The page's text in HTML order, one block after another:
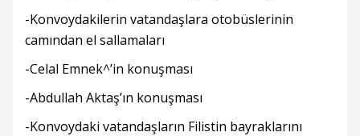
-Konvoydakilerin vatandaşlara otobüslerinin
camından el sallamaları
-Celal Emnek^’in konuşması
-Abdullah Aktaş’ın konuşması
-Konvoydaki vatandaşların Filistin bayraklarını